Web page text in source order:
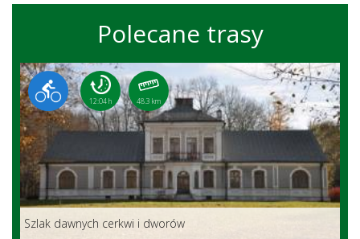
Polecane trasy
12:04 h 48.3 km
Szlak dawnych cerkwi i dworów